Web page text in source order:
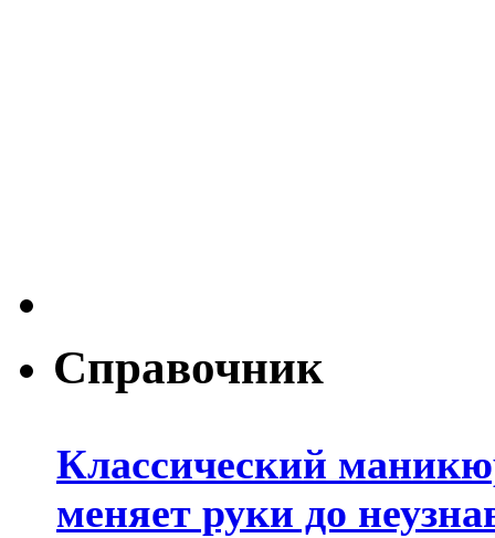
Справочник
Классический
меняет руки до